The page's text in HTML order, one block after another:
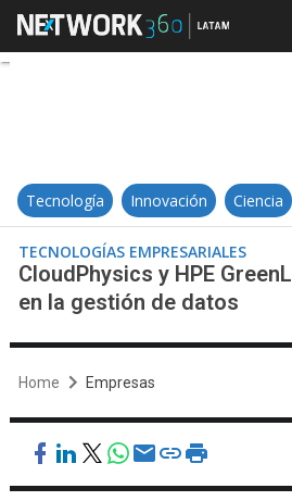
Tecnología Innovación Ciencia
TECNOLOGÍAS EMPRESARIALES
CloudPhysics y HPE
en la gestión de datos
Home Empresas